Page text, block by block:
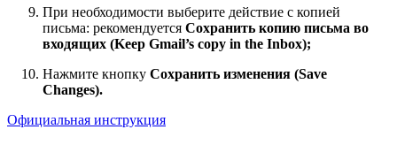
При необходимости выберите действие с копией
письма: рекомендуется Сохранить копию письма во
входящих (Keep Gmail’s copy in the Inbox);
Нажмите кнопку Сохранить изменения (Save
Changes).
Официальная инструкция